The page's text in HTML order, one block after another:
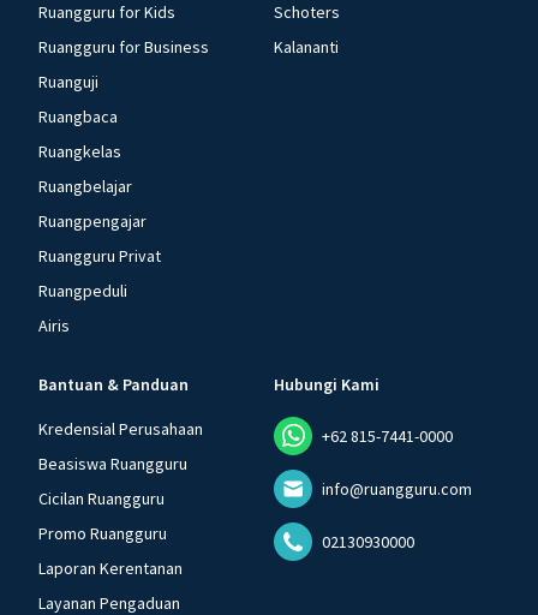
Ruangguru for Kids
Ruangguru for Business
Ruanguji
Ruangbaca
Ruangkelas
Ruangbelajar
Ruangpengajar
Ruangguru Privat
Ruangpeduli
Airis
Schoters
Kalananti
Bantuan & Panduan
Kredensial Perusahaan
Beasiswa Ruangguru
Cicilan Ruangguru
Promo Ruangguru
Laporan Kerentanan
Layanan Pengaduan
Hubungi Kami
+62 815-7441-0000
info@ruangguru.com
02130930000